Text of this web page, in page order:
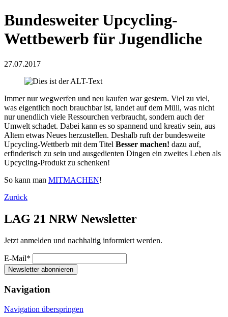
Bundesweiter Upcycling-
Wettbewerb für Jugendliche
27.07.2017
Immer nur wegwerfen und neu kaufen war gestern. Viel zu viel,
was eigentlich noch brauchbar ist, landet auf dem Müll, was nicht
nur unendlich viele Ressourchen verbraucht, sondern auch der
Umwelt schadet. Dabei kann es so spannend und kreativ sein, aus
Altem etwas Neues herzustellen. Deshalb ruft der bundesweite
Upcycling-Wettberb mit dem Titel Besser machen! dazu auf,
erfinderisch zu sein und ausgedienten Dingen ein zweites Leben als
Upcycling-Produkt zu schenken!
So kann man MITMACHEN!
Zurück
LAG 21 NRW Newsletter
Jetzt anmelden und nachhaltig informiert werden.
E-Mail*
Newsletter abonnieren
Navigation
Navigation überspringen